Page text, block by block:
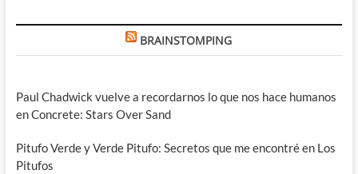
BRAINSTOMPING
Paul Chadwick vuelve a recordarnos lo que nos hace humanos
en Concrete: Stars Over Sand
Pitufo Verde y Verde Pitufo: Secretos que me encontré en Los
Pitufos